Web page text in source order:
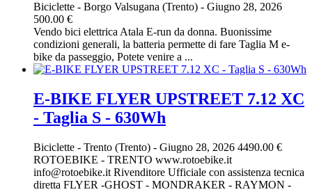
Biciclette - Borgo Valsugana (Trento) - Giugno 28, 2026
500.00 €
Vendo bici elettrica Atala E-run da donna. Buonissime
condizioni generali, la batteria permette di fare Taglia M e-
bike da passeggio, Potete venire a ...
E-BIKE FLYER UPSTREET 7.12 XC
- Taglia S - 630Wh
Biciclette - Trento (Trento) - Giugno 28, 2026 4490.00 €
ROTOEBIKE - TRENTO www.rotoebike.it
info@rotoebike.it Rivenditore Ufficiale con assistenza tecnica
diretta FLYER -GHOST - MONDRAKER - RAYMON -